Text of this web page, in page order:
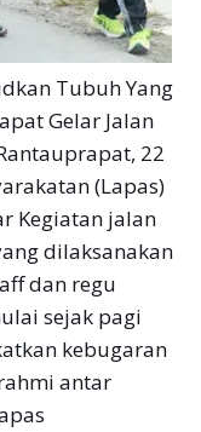
Tubuh Yang
Gelar Jalan
22
(Lapas)
Kegiatan jalan
dilaksanakan
dan regu
sejak pagi
kebugaran
antar